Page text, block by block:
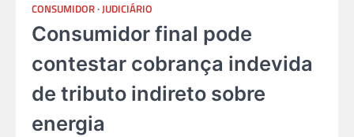
CONSUMIDOR JUDICIÁRIO
Consumidor final pode
contestar cobrança indevida
de tributo indireto sobre
energia